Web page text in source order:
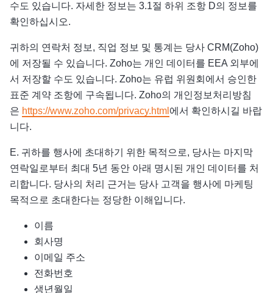
수도 있습니다. 자세한 정보는 3.1절 하위 조항 D의 정보를
확인하십시오.
귀하의 연락처 정보, 직업 정보 및 통계는 당사 CRM(Zoho)
에 저장될 수 있습니다. Zoho는 개인 데이터를 EEA 외부에
서 저장할 수도 있습니다. Zoho는 유럽 위원회에서 승인한
표준 계약 조항에 구속됩니다. Zoho의 개인정보처리방침
은 https://www.zoho.com/privacy.html 에서 확인하시길 바랍
니다.
E. 귀하를 행사에 초대하기 위한 목적으로, 당사는 마지막
연락일로부터 최대 5년 동안 아래 명시된 개인 데이터를 처
리합니다. 당사의 처리 근거는 당사 고객을 행사에 마케팅
목적으로 초대한다는 정당한 이해입니다.
이름
회사명
이메일 주소
전화번호
생년월일